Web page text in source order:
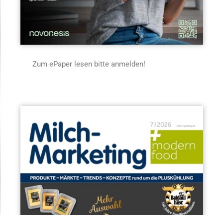
Zum ePaper lesen bitte anmelden!